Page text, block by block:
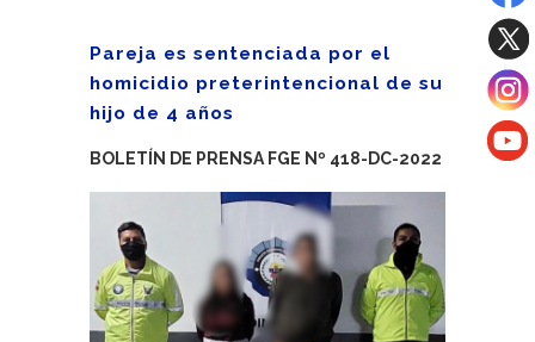
Pareja es sentenciada por el
homicidio preterintencional de su
hijo de 4 años
BOLETÍN DE PRENSA FGE Nº 418-DC-2022